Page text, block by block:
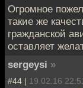
Огромное
такие же
гражданской
оставляет
sergeysi »
#44 | 19.02.16